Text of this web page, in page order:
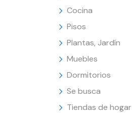
Cocina
Pisos
Plantas, Jardín
Muebles
Dormitorios
Se busca
Tiendas de hogar